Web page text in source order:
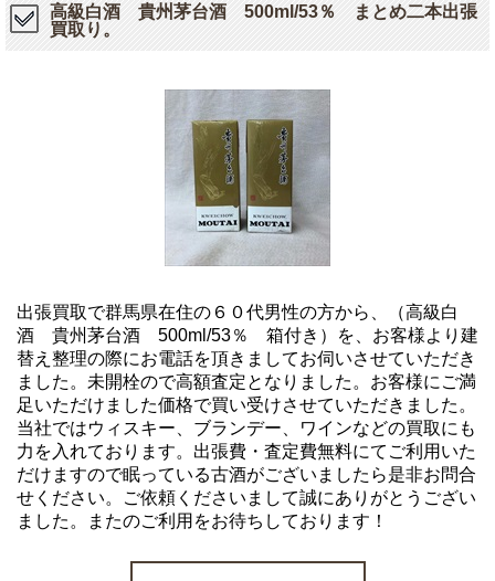
高級白酒 貴州茅台酒 500ml/53％ まとめ二本出張
買取り。
出張買取で群馬県在住の６０代男性の方から、（高級白
酒 貴州茅台酒 500ml/53％ 箱付き）を、お客様より建
替え整理の際にお電話を頂きましてお伺いさせていただき
ました。未開栓ので高額査定となりました。お客様にご満
足いただけました価格で買い受けさせていただきました。
当社ではウィスキー、ブランデー、ワインなどの買取にも
力を入れております。出張費・査定費無料にてご利用いた
だけますので眠っている古酒がございましたら是非お問合
せください。ご依頼くださいまして誠にありがとうござい
ました。またのご利用をお待ちしております！